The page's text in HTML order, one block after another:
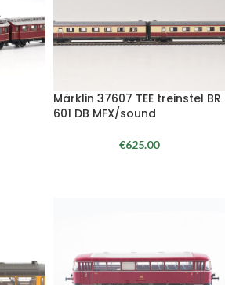
Märklin 37607 TEE treinstel BR
601 DB MFX/sound
€625.00